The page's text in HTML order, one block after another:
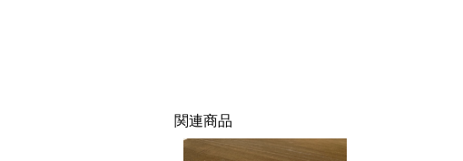
関連商品